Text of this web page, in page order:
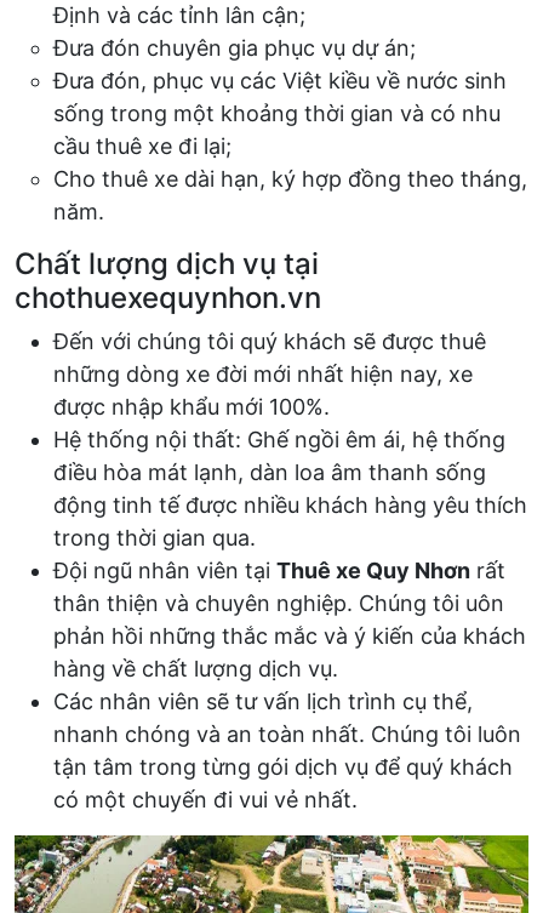
Định và các tỉnh lân cận;
Đưa đón chuyên gia phục vụ dự án;
Đưa đón, phục vụ các Việt kiều về nước sinh
sống trong một khoảng thời gian và có nhu
cầu thuê xe đi lại;
Cho thuê xe dài hạn, ký hợp đồng theo tháng,
năm.
Chất lượng dịch vụ tại
chothuexequynhon.vn
Đến với chúng tôi quý khách sẽ được thuê
những dòng xe đời mới nhất hiện nay, xe
được nhập khẩu mới 100%.
Hệ thống nội thất: Ghế ngồi êm ái, hệ thống
điều hòa mát lạnh, dàn loa âm thanh sống
động tinh tế được nhiều khách hàng yêu thích
trong thời gian qua.
Đội ngũ nhân viên tại Thuê xe Quy Nhơn rất
thân thiện và chuyên nghiệp. Chúng tôi uôn
phản hồi những thắc mắc và ý kiến của khách
hàng về chất lượng dịch vụ.
Các nhân viên sẽ tư vấn lịch trình cụ thể,
nhanh chóng và an toàn nhất. Chúng tôi luôn
tận tâm trong từng gói dịch vụ để quý khách
có một chuyến đi vui vẻ nhất.